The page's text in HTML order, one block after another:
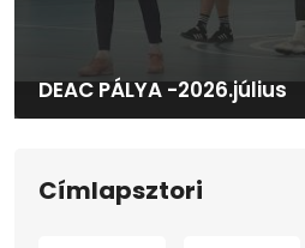
DEAC PÁLYA -2026.július
Címlapsztori